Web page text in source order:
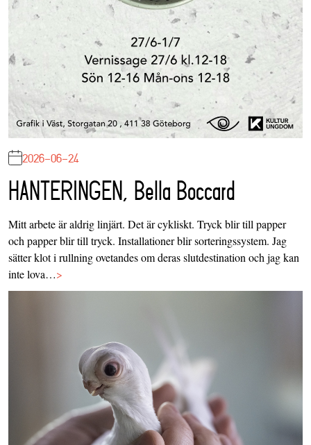
2026-06-24
HANTERINGEN, Bella Boccard
Mitt arbete är aldrig linjärt. Det är cykliskt. Tryck blir till papper
och papper blir till tryck. Installationer blir sorteringssystem. Jag
sätter klot i rullning ovetandes om deras slutdestination och jag kan
inte lova…>